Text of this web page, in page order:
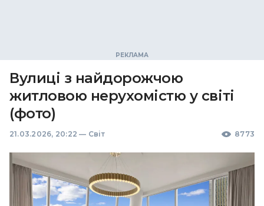
Вулиці з найдорожчою
житловою нерухомістю у світі
(фото)
21.03.2026, 20:22 — Світ 8773